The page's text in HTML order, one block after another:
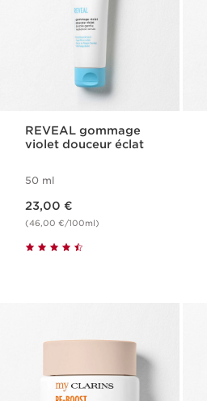
REVEAL gommage
violet douceur éclat
50 ml
23,00 €
(46,00 €/100ml)